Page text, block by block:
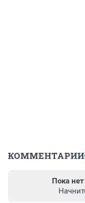
КОММЕНТАРИИ
Пока